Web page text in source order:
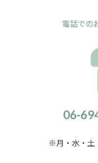
電話での
06-
※月・水・土